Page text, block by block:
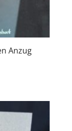
Anzug